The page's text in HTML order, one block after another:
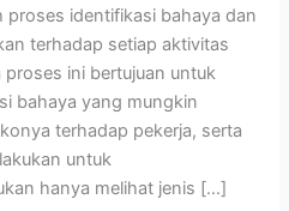
proses identifikasi bahaya dan
terhadap setiap aktivitas
ini bertujuan untuk
bahaya yang mungkin
terhadap pekerja, serta
untuk
hanya melihat jenis […]